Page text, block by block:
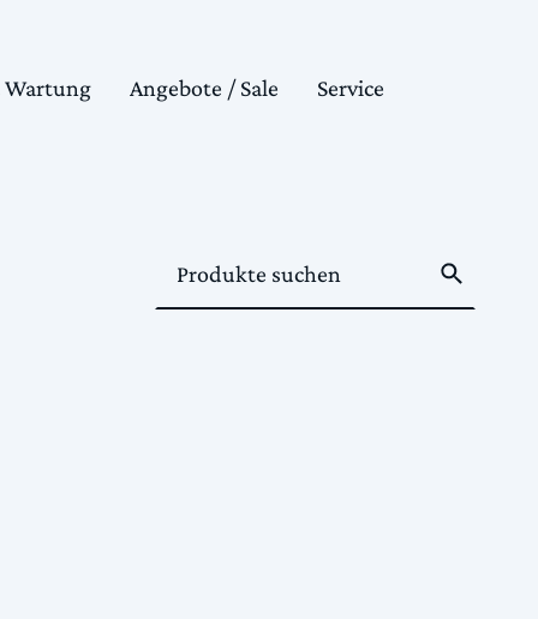
Wartung Angebote / Sale Service